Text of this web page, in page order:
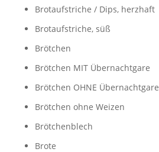
Brotaufstriche / Dips, herzhaft
Brotaufstriche, süß
Brötchen
Brötchen MIT Übernachtgare
Brötchen OHNE Übernachtgare
Brötchen ohne Weizen
Brötchenblech
Brote